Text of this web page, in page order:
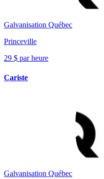
Galvanisation Québec
Princeville
29 $ par heure
Cariste
Galvanisation Québec